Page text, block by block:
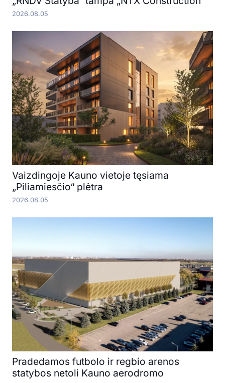
2026.08.05
Vaizdingoje Kauno vietoje tęsiama
„Piliamiesčio“ plėtra
2026.08.05
Pradedamos futbolo ir regbio arenos
statybos netoli Kauno aerodromo